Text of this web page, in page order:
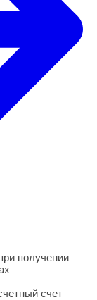
получении
счет